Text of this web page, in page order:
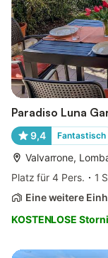
Paradiso Luna
9,4 Fantastisch
Valvarrone,
Platz für 4 Pers.
1
Eine weitere
KOSTENLOSE